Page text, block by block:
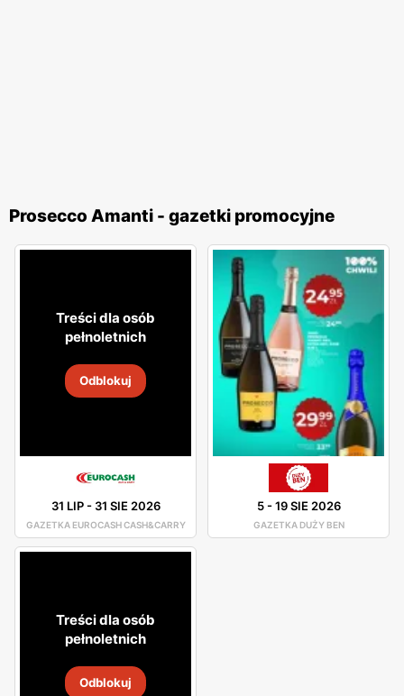
Prosecco Amanti - gazetki promocyjne
Treści dla osób
pełnoletnich
Odblokuj
31 LIP- 31 SIE 2026
GAZETKA EUROCASH CASH&CARRY
5-19 SIE 2026
GAZETKA DUŻY BEN
Treści dla osób
pełnoletnich
Odblokuj